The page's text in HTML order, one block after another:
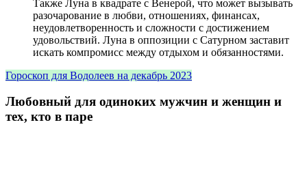
Также Луна в квадрате с Венерой, что может вызывать
разочарование в любви, отношениях, финансах,
неудовлетворенность и сложности с достижением
удовольствий. Луна в оппозиции с Сатурном заставит
искать компромисс между отдыхом и обязанностями.
Гороскоп для Водолеев на декабрь 2023
Любовный для одиноких мужчин и женщин и
тех, кто в паре